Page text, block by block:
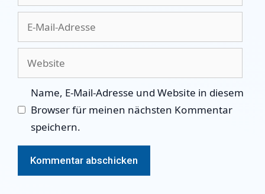
Name, E-Mail-Adresse und Website in diesem
Browser für meinen nächsten Kommentar
speichern.